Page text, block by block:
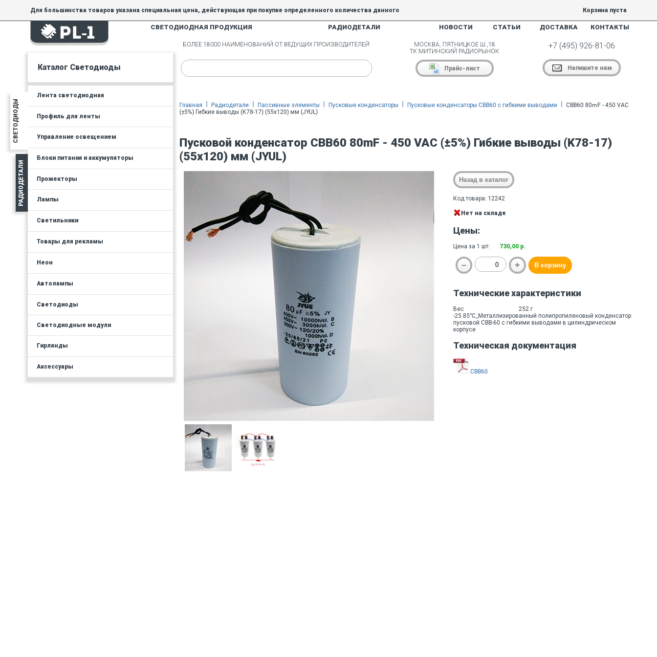
Для большинства товаров указана специальная цена, действующая при покупке определенного количества данного
товара.
На товары, купленные по специальной цене, общие скидки 5% и 10% не действуют.
Корзина пуста
СВЕТОДИОДНАЯ ПРОДУКЦИЯ РАДИОДЕТАЛИ НОВОСТИ СТАТЬИ ДОСТАВКА КОНТАКТЫ
СВЕТОДИОДЫ
РАДИОДЕТАЛИ
Каталог Светодиоды
Лента светодиодная
Профиль для ленты
Управление освещением
Блоки питания и аккумуляторы
Прожекторы
Лампы
Светильники
Товары для рекламы
Неон
Автолампы
Светодиоды
Светодиодные модули
Гирлянды
Аксессуары
БОЛЕЕ 18000 НАИМЕНОВАНИЙ ОТ ВЕДУЩИХ ПРОИЗВОДИТЕЛЕЙ
МОСКВА, ПЯТНИЦКОЕ Ш.,18
ТК МИТИНСКИЙ РАДИОРЫНОК
Прайс-лист
+7 (495) 926-81-06
Напишите нам
Главная Радиодетали Пассивные элементы Пусковые конденсаторы Пусковые конденсаторы CBB60 с гибкими выводами
CBB60 80mF - 450 VAC
(±5%) Гибкие выводы (K78-17) (55х120) мм (JYUL)
Пусковой конденсатор CBB60 80mF - 450 VAC (±5%) Гибкие выводы (K78-17)
(55х120) мм (JYUL)
Код товара: 12242
Нет на складе
Цены:
Цена за 1 шт: 730,00 р.
Технические характеристики
Вес
252 г
-25 85°C_Металлизированный полипропиленовый конденсатор
пусковой CBB-60 с гибкими выводами в цилиндрическом
корпусе
Техническая документация
CBB60